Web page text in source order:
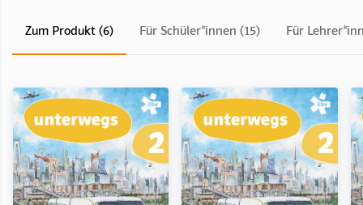
Zum Produkt (6) Für Schüler*innen (15) Für